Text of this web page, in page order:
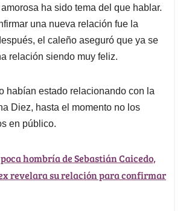
I
n
s
ha sido tema del que hablar.
una nueva relación fue la
el caleño aseguró que ya se
relación siendo muy feliz.
habían estado relacionando con la
Diez, hasta el momento no los
en público.
hombría de Sebastián Caicedo,
revelara su relación para confirmar